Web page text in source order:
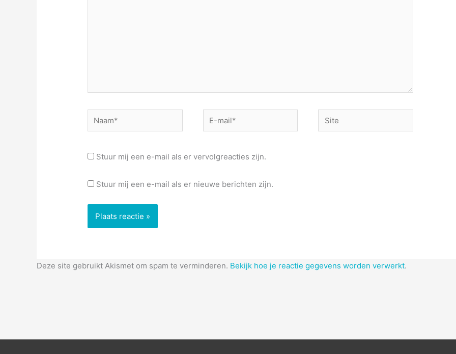
Naam*
E-
mail*
Site
Stuur mij een e-mail als er vervolgreacties zijn.
Stuur mij een e-mail als er nieuwe berichten zijn.
Deze site gebruikt Akismet om spam te verminderen. Bekijk hoe je reactie gegevens worden verwerkt.